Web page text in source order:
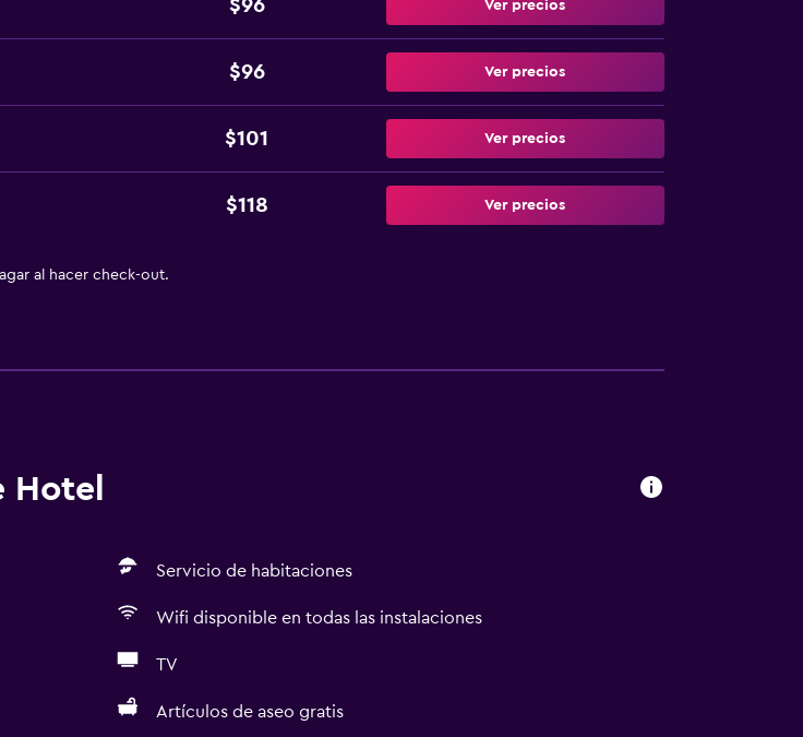
$96 Ver precios
$96 Ver precios
$101 Ver precios
$118 Ver precios
al hacer check-out.
Hotel
Servicio de habitaciones
Wifi disponible en todas las instalaciones
TV
Artículos de aseo gratis